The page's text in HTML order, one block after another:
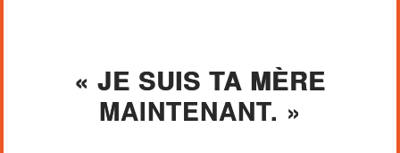
« JE SUIS TA MÈRE
MAINTENANT. »